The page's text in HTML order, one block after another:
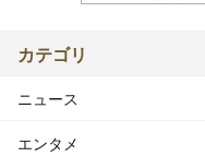
カテゴリ
ニュース
エンタメ